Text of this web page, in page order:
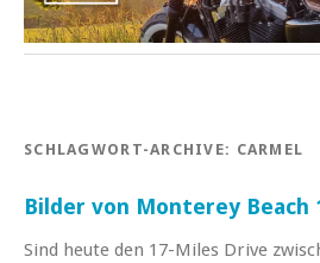
SCHLAGWORT-ARCHIVE: CARMEL
Bilder von Monterey Beach
Sind heute den 17-Miles Drive